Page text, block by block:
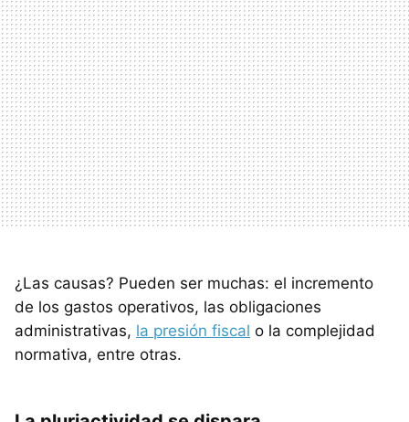
¿Las causas? Pueden ser muchas: el incremento
de los gastos operativos, las obligaciones
administrativas, la presión fiscal o la complejidad
normativa, entre otras.